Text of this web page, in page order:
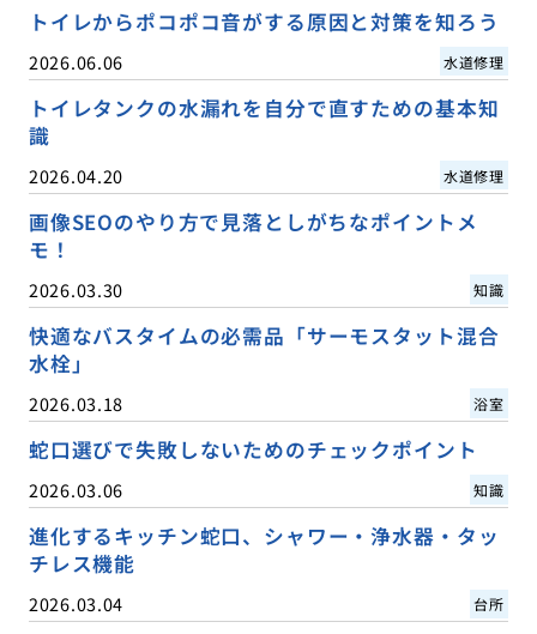
トイレからポコポコ音がする原因と対策を知ろう
2026.06.06 水道修理
トイレタンクの水漏れを自分で直すための基本知
識
2026.04.20 水道修理
画像SEOのやり方で見落としがちなポイントメ
モ！
2026.03.30 知識
快適なバスタイムの必需品「サーモスタット混合
水栓」
2026.03.18 浴室
蛇口選びで失敗しないためのチェックポイント
2026.03.06 知識
進化するキッチン蛇口、シャワー・浄水器・タッ
チレス機能
2026.03.04 台所